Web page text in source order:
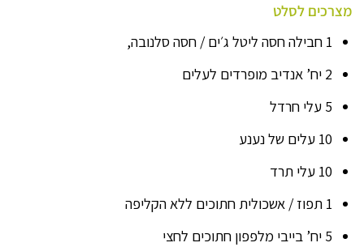
מצרכים לסלט
1 חבילה חסה ליטל ג׳ים / חסה סלנובה,
2 יח’ אנדיב מופרדים לעלים
5 עלי חרדל
10 עלים של נענע
10 עלי תרד
1 תפוז / אשכולית חתוכים ללא הקליפה
5 יח’ בייבי מלפפון חתוכים לחצי